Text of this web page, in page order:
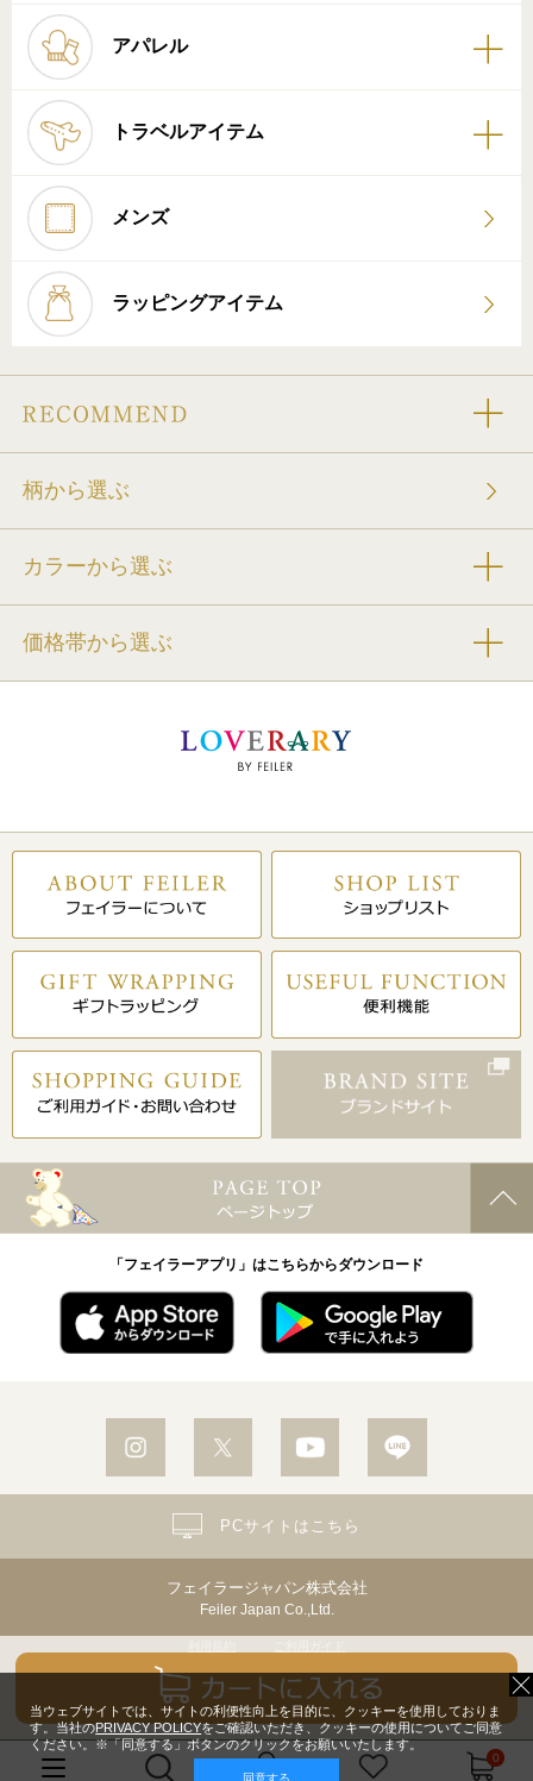
アパレル
トラベルアイテム
メンズ
ラッピングアイテム
柄から選ぶ
カラーから選ぶ
価格帯から選ぶ
「フェイラーアプリ」はこちらからダウンロード
フェイラージャパン株式会社
Feiler Japan Co.,Ltd.
個人情報保護方針・個人情報の取り扱いについて
Copyright© Feiler Japan Co.,Ltd. All Rights Reserved.
PCサイトはこちら
0
当ウェブサイトでは、サイトの利便性向上を目的に、クッキーを使用しておりま
す。当社のPRIVACY POLICYをご確認いただき、クッキーの使用についてご同意
ください。※「同意する」ボタンのクリックをお願いいたします。